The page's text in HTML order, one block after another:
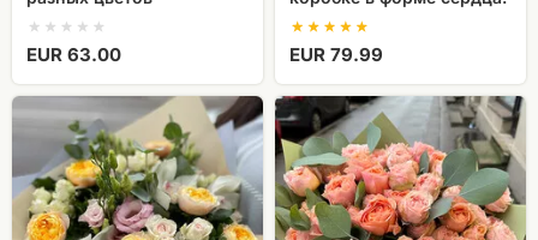
EUR 63.00 EUR 79.99
Букет
пионовидными
розами
Пионовидные
кустовые
розы
в
декоративной
упаковке